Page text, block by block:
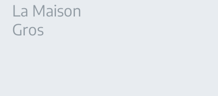
La Maison
Gros